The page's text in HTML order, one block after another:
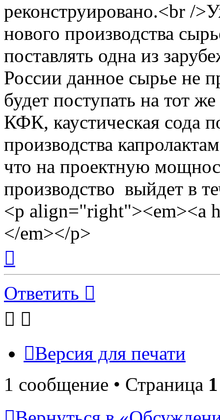
реконструировано.<br /
нового производства
поставлять одна из
России данное сырье не
будет поступать на тот
КФК, каустическая сода
производства
что на проектную
производство выйдет в
<p align="right"><em><a
</em></p>
началу
Ответить
Версия для печати
1 сообщение • Страница 1